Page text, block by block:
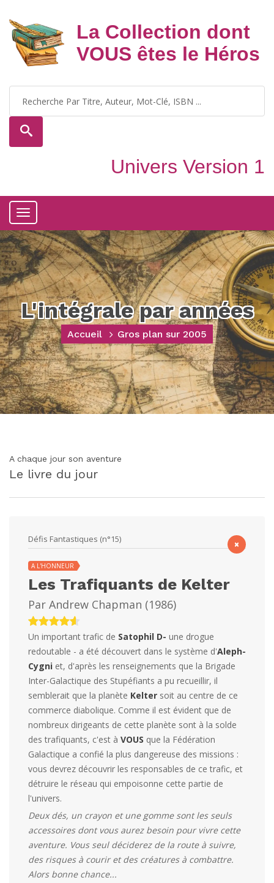
La Collection dont
VOUS êtes le Héros
Univers Version 1
Toggle
navigation
L'intégrale par années
Accueil Gros plan sur 2005
A chaque jour son aventure
Le livre du jour
×
Défis Fantastiques (n°15)
A L'HONNEUR
Les Trafiquants de Kelter
Par Andrew Chapman (1986)
Un important trafic de Satophil D- une drogue
redoutable - a été découvert dans le système d'Aleph-
Cygni et, d'après les renseignements que la Brigade
Inter-Galactique des Stupéfiants a pu recueillir, il
semblerait que la planète Kelter soit au centre de ce
commerce diabolique. Comme il est évident que de
nombreux dirigeants de cette planète sont à la solde
des trafiquants, c'est à VOUS que la Fédération
Galactique a confié la plus dangereuse des missions :
vous devrez découvrir les responsables de ce trafic, et
détruire le réseau qui empoisonne cette partie de
l'univers.
Deux dés, un crayon et une gomme sont les seuls
accessoires dont vous aurez besoin pour vivre cette
aventure. Vous seul déciderez de la route à suivre,
des risques à courir et des créatures à combattre.
Alors bonne chance...